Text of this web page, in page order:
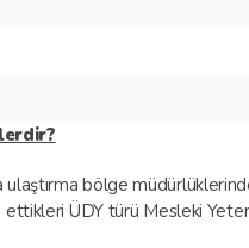
bölge
ÜDY türü Mesleki